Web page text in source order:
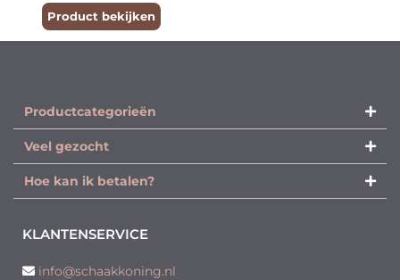
Product bekijken
Productcategorieën​
Veel gezocht
Hoe kan ik betalen?
KLANTENSERVICE
info@schaakkoning.nl